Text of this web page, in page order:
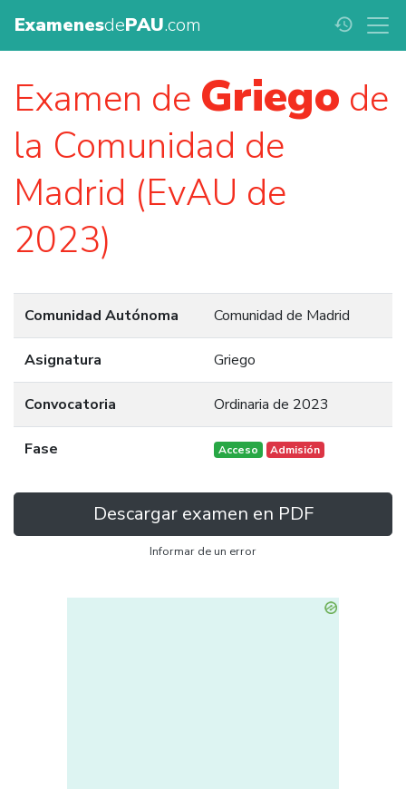
ExamenesdePAU.com history
Examen de Griego de
la Comunidad de
Madrid (EvAU de
2023)
Comunidad Autónoma Comunidad de Madrid
Asignatura Griego
Convocatoria Ordinaria de 2023
Fase Acceso Admisión
Descargar examen en PDF
Informar de un error